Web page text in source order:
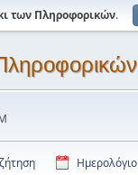
των Πληροφορικών.
Ημερολόγιο